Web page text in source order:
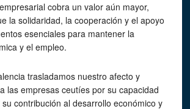
cobra un valor aún mayor,
la solidaridad, la cooperación y el apoyo
esenciales para mantener la
y el empleo.
trasladamos nuestro afecto y
las empresas ceutíes por su capacidad
contribución al desarrollo económico y